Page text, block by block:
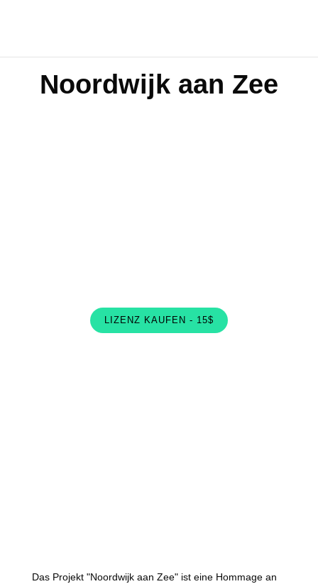
Noordwijk aan Zee
LIZENZ KAUFEN - 15$
Das Projekt "Noordwijk aan Zee" ist eine Hommage an